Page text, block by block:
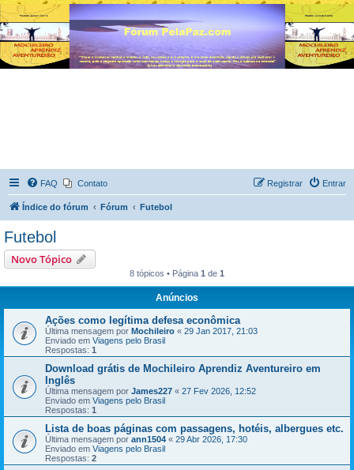
FAQ Contato Entrar
Registrar
Índice do fórum Fórum Futebol
Futebol
Novo Tópico
8 tópicos • Página 1 de 1
Anúncios
Ações como legítima defesa econômica
Última mensagem por Mochileiro « 29 Jan 2017, 21:03
Enviado em Viagens pelo Brasil
Respostas: 1
Download grátis de Mochileiro Aprendiz Aventureiro em
Inglês
Última mensagem por James227 « 27 Fev 2026, 12:52
Enviado em Viagens pelo Brasil
Respostas: 1
Lista de boas páginas com passagens, hotéis, albergues etc.
Última mensagem por ann1504 « 29 Abr 2026, 17:30
Enviado em Viagens pelo Brasil
Respostas: 2